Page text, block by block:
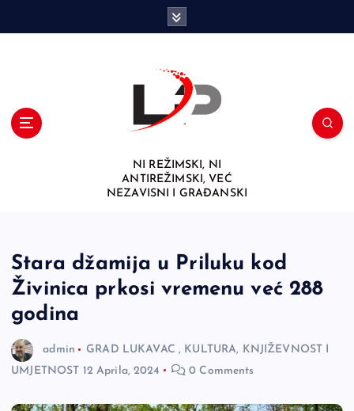
NI REŽIMSKI, NI
ANTIREŽIMSKI, VEĆ
NEZAVISNI I GRAĐANSKI
Stara džamija u Priluku kod
Živinica prkosi vremenu već 288
godina
admin GRAD LUKAVAC , KULTURA, KNJIŽEVNOST I
UMJETNOST 12 Aprila, 2024 0 Comments